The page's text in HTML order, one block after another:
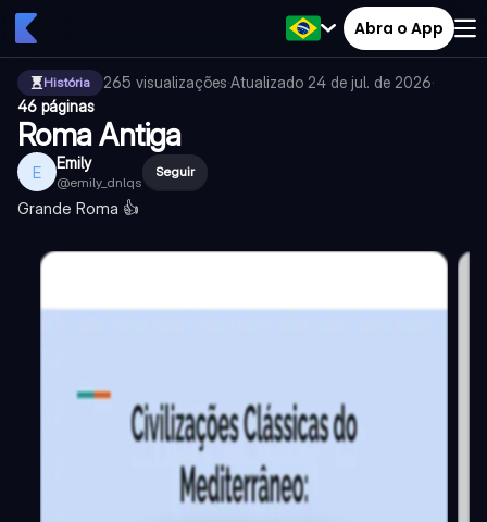
Abra o App
História 265 visualizações·Atualizado 24 de jul. de 2026·
46 páginas
Roma Antiga
E Emily
@emily_dnlqs
Seguir
Grande Roma 👍